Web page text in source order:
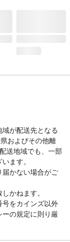
ける。つめかえ
ってキャップを
てください。2.
底を両手で持
ださい。など
方にもご配慮の
認知症の方の手
途外に使用しな
は混ぜない。など
が配送先となる
およびその他離
送地域でも、一部
ます。
届かない場合がご
かねます。
号をカインズ以外
ーの規定に則り厳